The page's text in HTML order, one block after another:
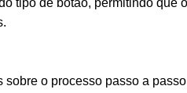
tipo de botão, permitindo que
sobre o processo passo a